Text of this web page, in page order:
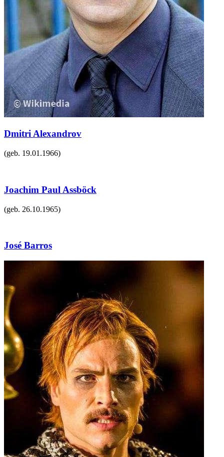
Dmitri Alexandrov
(geb. 19.01.1966)
Joachim Paul Assböck
(geb. 26.10.1965)
José Barros